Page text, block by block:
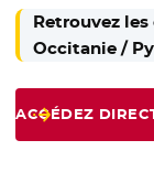
Retrouvez
Occitanie /
ACCÉDEZ